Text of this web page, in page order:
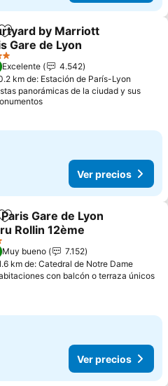
Agregar a favoritos
by Marriott
Gare de Lyon
Excelente
4.542
km de: Estación de París-Lyon
panorámicas de la ciudad y sus
Ver precios
Agregar a favoritos
Gare de Lyon
Rollin 12ème
Muy bueno
7.152
km de: Catedral de Notre Dame
con balcón o terraza únicos
Ver precios